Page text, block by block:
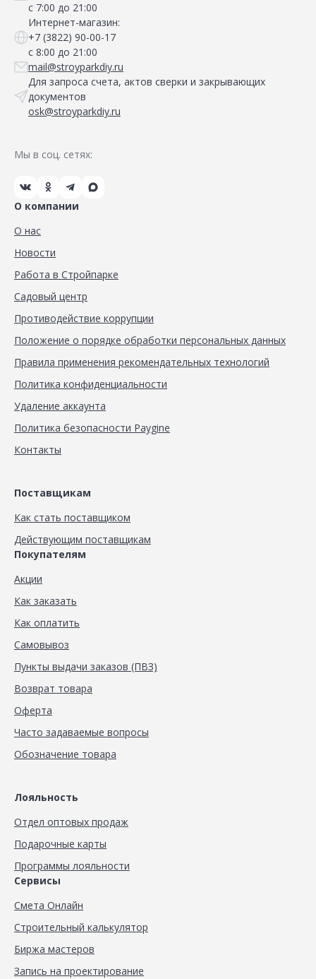
с 7:00 до 21:00
Интернет-магазин:
+7 (3822) 90-00-17
с 8:00 до 21:00
mail@stroyparkdiy.ru
Для запроса счета, актов сверки и закрывающих
документов
osk@stroyparkdiy.ru
Мы в соц. сетях:
О компании
О нас
Новости
Работа в Стройпарке
Садовый центр
Противодействие коррупции
Положение о порядке обработки персональных данных
Правила применения рекомендательных технологий
Политика конфиденциальности
Удаление аккаунта
Политика безопасности Paygine
Контакты
Поставщикам
Как стать поставщиком
Действующим поставщикам
Покупателям
Акции
Как заказать
Как оплатить
Самовывоз
Пункты выдачи заказов (ПВЗ)
Возврат товара
Оферта
Часто задаваемые вопросы
Обозначение товара
Лояльность
Отдел оптовых продаж
Подарочные карты
Программы лояльности
Сервисы
Смета Онлайн
Строительный калькулятор
Биржа мастеров
Запись на проектирование